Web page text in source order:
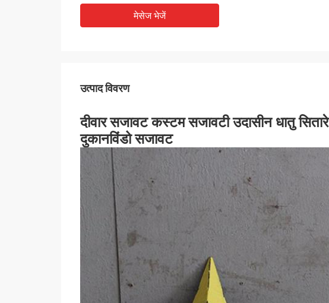
मेसेज भेजें
उत्पाद विवरण
दीवार सजावट कस्टम सजावटी उदासीन धातु सितारे
दुकानविंडो सजावट